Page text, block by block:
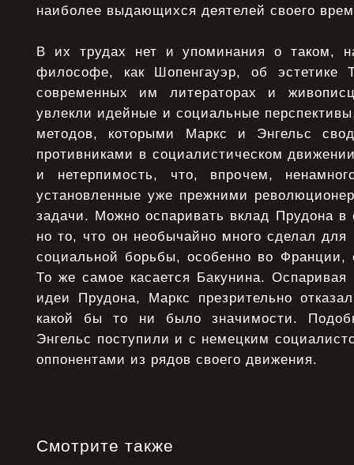
наиболее выдающихся деятелей своего
В их трудах нет и упоминания о таком,
философе, как Шопенгауэр, об эстетике
современных им литераторах и
увлекли идейные и социальные
методов, которыми Маркс и Энгельс
противниками в социалистическом
и нетерпимость, что, впрочем,
установленные уже прежними
задачи. Можно оспаривать вклад Прудона в
но то, что он необычайно много сделал
социальной борьбы, особенно во Франции,
То же самое касается Бакунина.
идеи Прудона, Маркс презрительно
какой бы то ни было значимости.
Энгельс поступили и с немецким
оппонентами из рядов своего движения.
Смотрите также